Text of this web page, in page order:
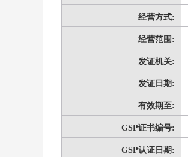
经营方式:
经营范围:
发证机关:
发证日期:
有效期至:
GSP证书编号:
GSP认证日期: